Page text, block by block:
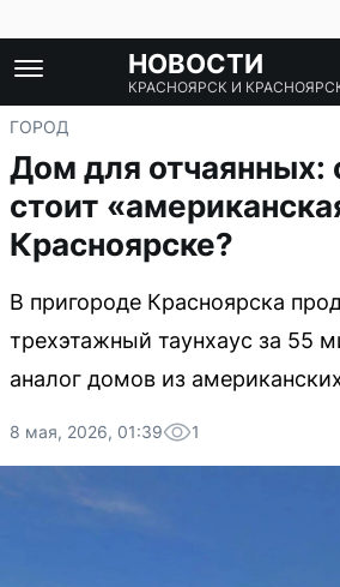
НОВОСТИ
КРАСНОЯРСК И
ГОРОД
Дом для отчаянных:
стоит
Красноярске?
В пригороде Красноярска
трехэтажный таунхаус за 55
аналог домов из
8 мая, 2026, 01:39 1